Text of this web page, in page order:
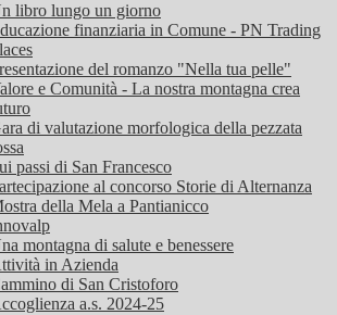
libro lungo un giorno
finanziaria in Comune - PN Trading
del romanzo "Nella tua pelle"
e Comunità - La nostra montagna crea
di valutazione morfologica della pezzata
passi di San Francesco
al concorso Storie di Alternanza
della Mela a Pantianicco
montagna di salute e benessere
in Azienda
di San Cristoforo
a.s. 2024-25